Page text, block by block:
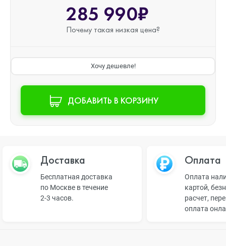
285 990₽
Почему такая низкая цена?
Хочу дешевле!
ДОБАВИТЬ В КОРЗИНУ
Доставка
Бесплатная доставка
по Москве в течение
2-3 часов.
Оплата
Оплата
картой,
расчет,
оплата